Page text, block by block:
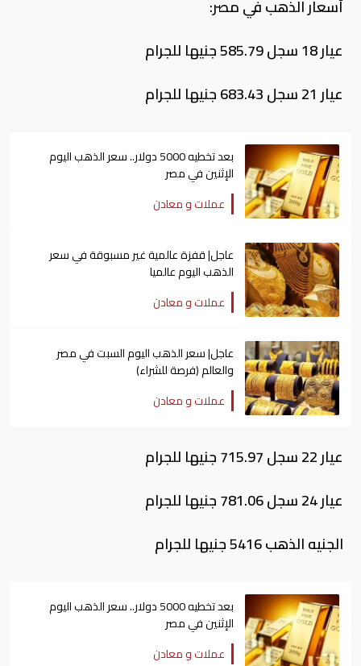
أسعار الذهب في مصر:
عيار 18 سجل 585.79 جنيها للجرام
عيار 21 سجل 683.43 جنيها للجرام
بعد تخطيه 5000 دولار.. سعر الذهب اليوم
الإثنين في مصر
عملات و معادن
عاجل| قفزة عالمية غير مسبوقة في سعر
الذهب اليوم عالميا
عملات و معادن
عاجل| سعر الذهب اليوم السبت في مصر
والعالم (فرصة للشراء)
عملات و معادن
عيار 22 سجل 715.97 جنيها للجرام
عيار 24 سجل 781.06 جنيها للجرام
الجنيه الذهب 5416 جنيها للجرام
بعد تخطيه 5000 دولار.. سعر الذهب اليوم
الإثنين في مصر
عملات و معادن